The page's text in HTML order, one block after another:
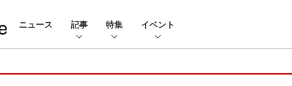
ニュース 記事 特集 イベント